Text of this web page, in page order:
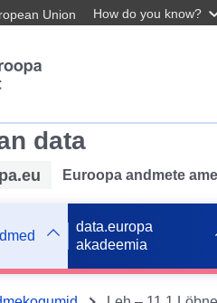
Union How do you know?
data
Euroopa andmete
data.europa
akadeemia